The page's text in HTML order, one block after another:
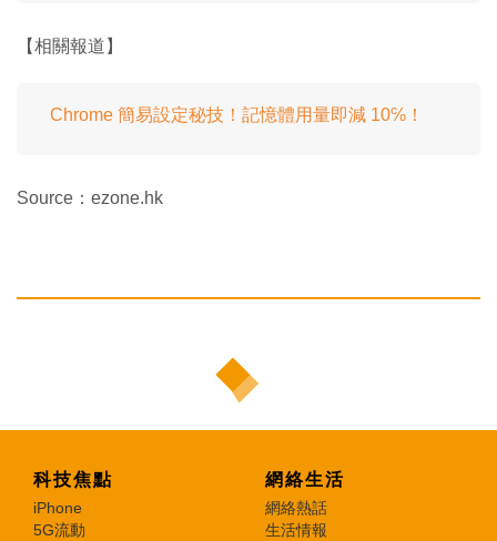
【相關報道】
Chrome 簡易設定秘技！記憶體用量即減 10℅！
Source：ezone.hk
科技焦點
iPhone
5G流動
網絡生活
網絡熱話
生活情報